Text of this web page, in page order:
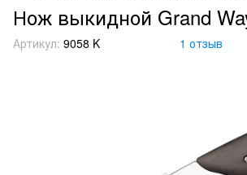
Нож выкидной Grand
Артикул: 9058 K 1 отзыв